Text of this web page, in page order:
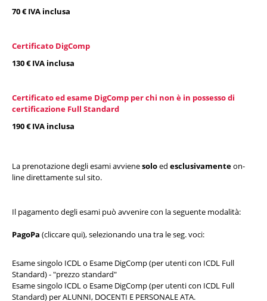
70 € IVA inclusa
Certificato DigComp
130 € IVA inclusa
Certificato ed esame DigComp per chi non è in possesso di
certificazione Full Standard
190 € IVA inclusa
La prenotazione degli esami avvienesoloed esclusivamenteon-
line direttamente sul sito.
Il pagamento degli esami può avvenire con la seguente modalità:
PagoPa (cliccare qui), selezionando una tra le seg. voci:
Esame singolo ICDL o Esame DigComp (per utenti con ICDL Full
Standard) - "prezzo standard"
Esame singolo ICDL o Esame DigComp (per utenti con ICDL Full
Standard) per ALUNNI, DOCENTI E PERSONALE ATA.